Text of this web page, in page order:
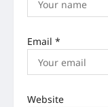
Email *
Website